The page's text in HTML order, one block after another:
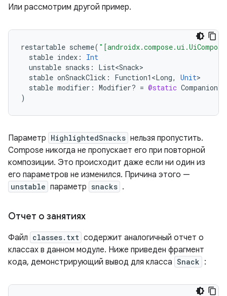
Или рассмотрим другой пример.
restartable scheme(
stable index :
Int
unstable snacks :
List<Snack>
stable onSnackClick : Function1<Long, Unit
stable modifier : Modifier? = @static Companion
)
Параметр HighlightedSnacks нельзя пропустить.
Compose никогда не пропускает его при повторной
композиции. Это происходит даже если ни один из
его параметров не изменился. Причина этого —
unstable параметр snacks .
Отчет о занятиях
Файл classes.txt содержит аналогичный отчет о
классах в данном модуле. Ниже приведен фрагмент
кода, демонстрирующий вывод для класса Snack :